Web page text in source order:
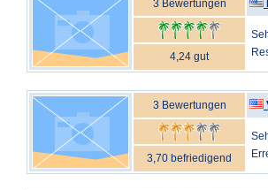
3 Bewertungen
4,24 gut
3 Bewertungen
3,70 befriedigend